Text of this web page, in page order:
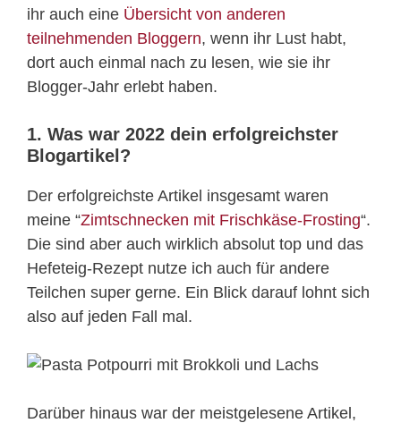
ihr auch eine Übersicht von anderen
teilnehmenden Bloggern, wenn ihr Lust habt,
dort auch einmal nach zu lesen, wie sie ihr
Blogger-Jahr erlebt haben.
1. Was war 2022 dein erfolgreichster
Blogartikel?
Der erfolgreichste Artikel insgesamt waren
meine “Zimtschnecken mit Frischkäse-Frosting“.
Die sind aber auch wirklich absolut top und das
Hefeteig-Rezept nutze ich auch für andere
Teilchen super gerne. Ein Blick darauf lohnt sich
also auf jeden Fall mal.
Darüber hinaus war der meistgelesene Artikel,